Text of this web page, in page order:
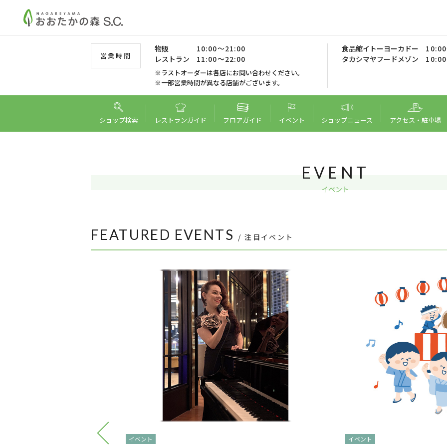
営業時間
物販
10:00～21:00
レストラン
11:00～22:00
※ラストオーダーは各店にお問い合わせください。
※一部営業時間が異なる店舗がございます。
食品館イトーヨーカドー
タカシマヤフードメゾン
ショップ検索 レストランガイド フロアガイド イベント ショップニュース アクセス・ 駐車場
EVENT
イベント
FEATURED EVENTS / 注目イベント
イベント イベント